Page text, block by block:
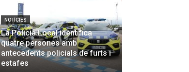
NOTÍCIES
La Policia Local identifica
quatre persones amb
antecedents policials de furts i
estafes